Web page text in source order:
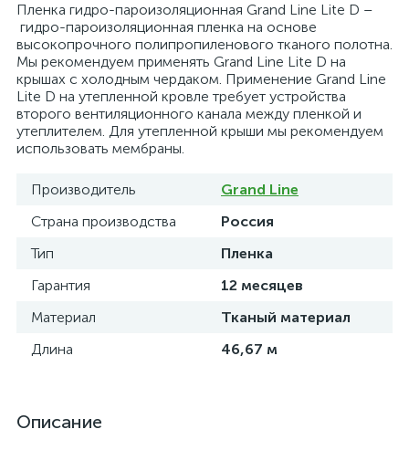
Пленка гидро-пароизоляционная Grand Line Lite D –
гидро-пароизоляционная пленка на основе
высокопрочного полипропиленового тканого полотна.
Мы рекомендуем применять Grand Line Lite D на
крышах с холодным чердаком. Применение Grand Line
Lite D на утепленной кровле требует устройства
второго вентиляционного канала между пленкой и
утеплителем. Для утепленной крыши мы рекомендуем
использовать мембраны.
Производитель
Grand Line
Страна производства
Россия
Тип
Пленка
Гарантия
12 месяцев
Материал
Тканый материал
Длина
46,67 м
Описание